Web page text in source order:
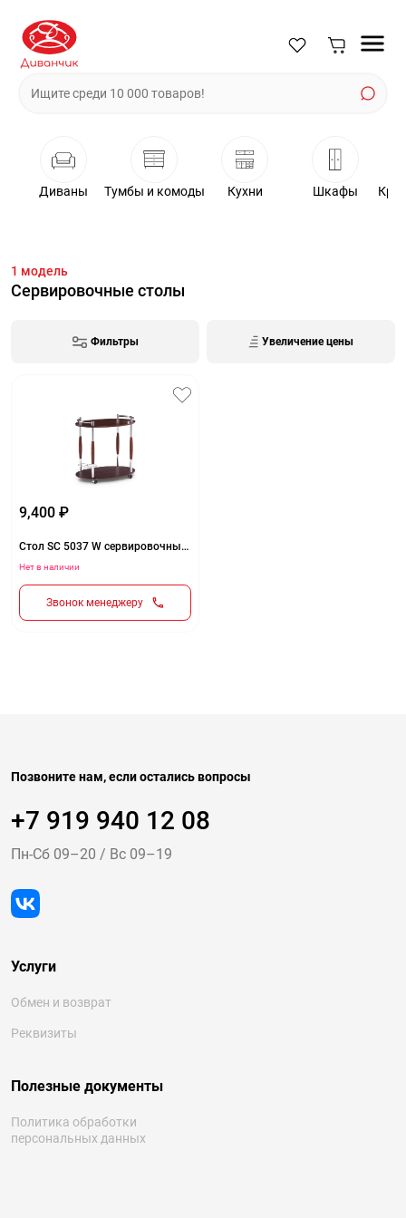
Диваны Тумбы и комоды Кухни Шкафы
1 модель
Сервировочные столы
Фильтры Увеличение цены
9,400 ₽
Стол SC 5037 W сервировочный орех
Нет в наличии
Звонок менеджеру
Услуги
Обмен и возврат
Реквизиты
Полезные документы
Политика обработки
персональных данных
Позвоните нам, если остались вопросы
+7 919 940 12 08
Пн-Cб 09–20 / Вс 09–19